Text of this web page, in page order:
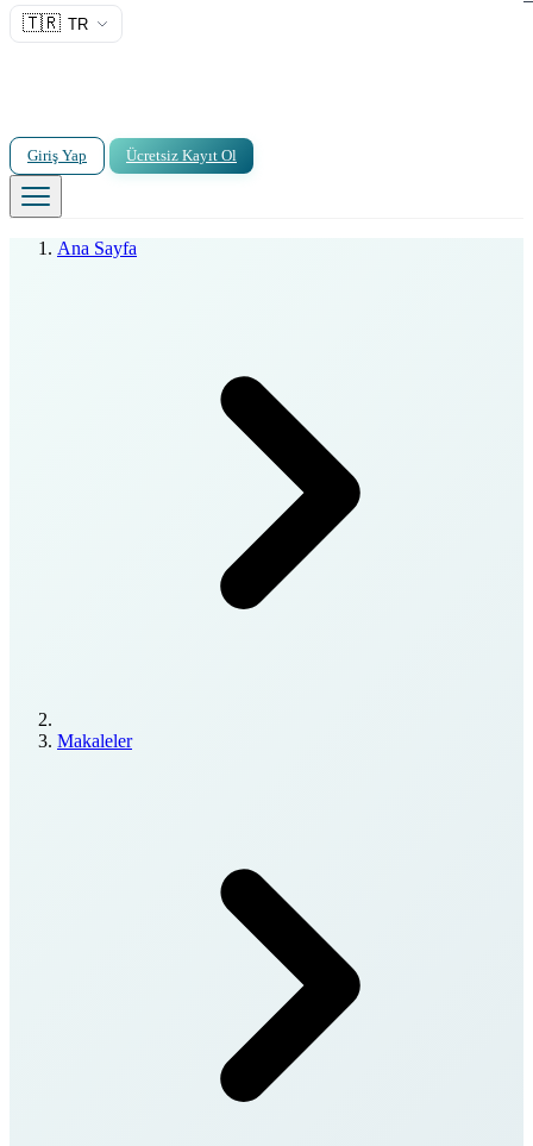
🇹🇷 TR
Giriş Yap Ücretsiz Kayıt Ol
Ana Sayfa
Makaleler